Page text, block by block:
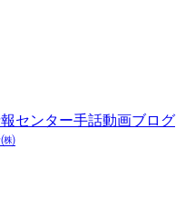
センター手話動画ブログ